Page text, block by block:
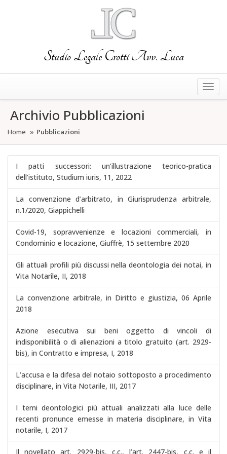
Studio Legale Crotti Avv. Luca
Archivio Pubblicazioni
Home Pubblicazioni
I patti successori: un’illustrazione teorico-pratica
dell’istituto, Studium iuris, 11, 2022
La convenzione d’arbitrato, in Giurisprudenza arbitrale,
n.1/2020, Giappichelli
Covid-19, sopravvenienze e locazioni commerciali, in
Condominio e locazione, Giuffrè, 15 settembre 2020
Gli attuali profili più discussi nella deontologia dei notai, in
Vita Notarile, II, 2018
La convenzione arbitrale, in Diritto e giustizia, 06 Aprile
2018
Azione esecutiva sui beni oggetto di vincoli di
indisponibilità o di alienazioni a titolo gratuito (art. 2929-
bis), in Contratto e impresa, I, 2018
L’accusa e la difesa del notaio sottoposto a procedimento
disciplinare, in Vita Notarile, III, 2017
I temi deontologici più attuali analizzati alla luce delle
recenti pronunce emesse in materia disciplinare, in Vita
notarile, I, 2017
Il novellato art. 2929-bis, c.c., l’art. 2447-bis, c.c. e il